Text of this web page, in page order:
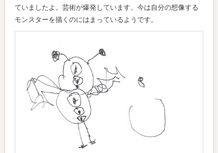
ていましたよ。芸術が爆発しています。今は自分の想像する
モンスターを描くのにはまっているようです。